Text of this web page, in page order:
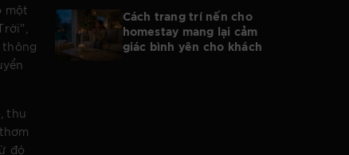
một
thông
thu
đó
Cách trang trí nến cho
homestay mang lại cảm
giác bình yên cho khách